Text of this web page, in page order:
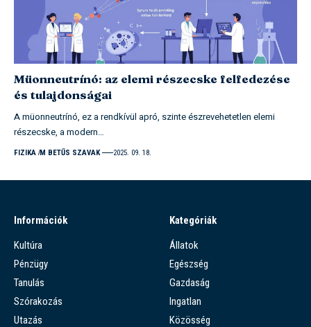
Müonneutrínó: az elemi részecske felfedezése
és tulajdonságai
A müonneutrínó, ez a rendkívül apró, szinte észrevehetetlen elemi
részecske, a modern…
FIZIKA M BETŰS SZAVAK 2025. 09. 18.
Információk
Kultúra
Pénzügy
Tanulás
Szórakozás
Utazás
Kategóriák
Állatok
Egészség
Gazdaság
Ingatlan
Közösség